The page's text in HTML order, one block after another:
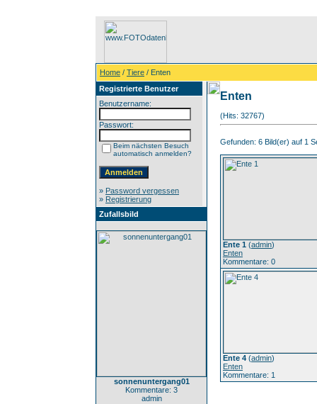
Home / Tiere / Enten
Registrierte Benutzer
Benutzername:
Passwort:
Beim nächsten Besuch
automatisch anmelden?
» Password vergessen
» Registrierung
Zufallsbild
sonnenuntergang01
Kommentare: 3
admin
Enten
(Hits: 32767)
Gefunden: 6 Bild(er) auf 1
Ente 1 (admin)
Enten
Kommentare: 0
Ente 4 (admin)
Enten
Kommentare: 1